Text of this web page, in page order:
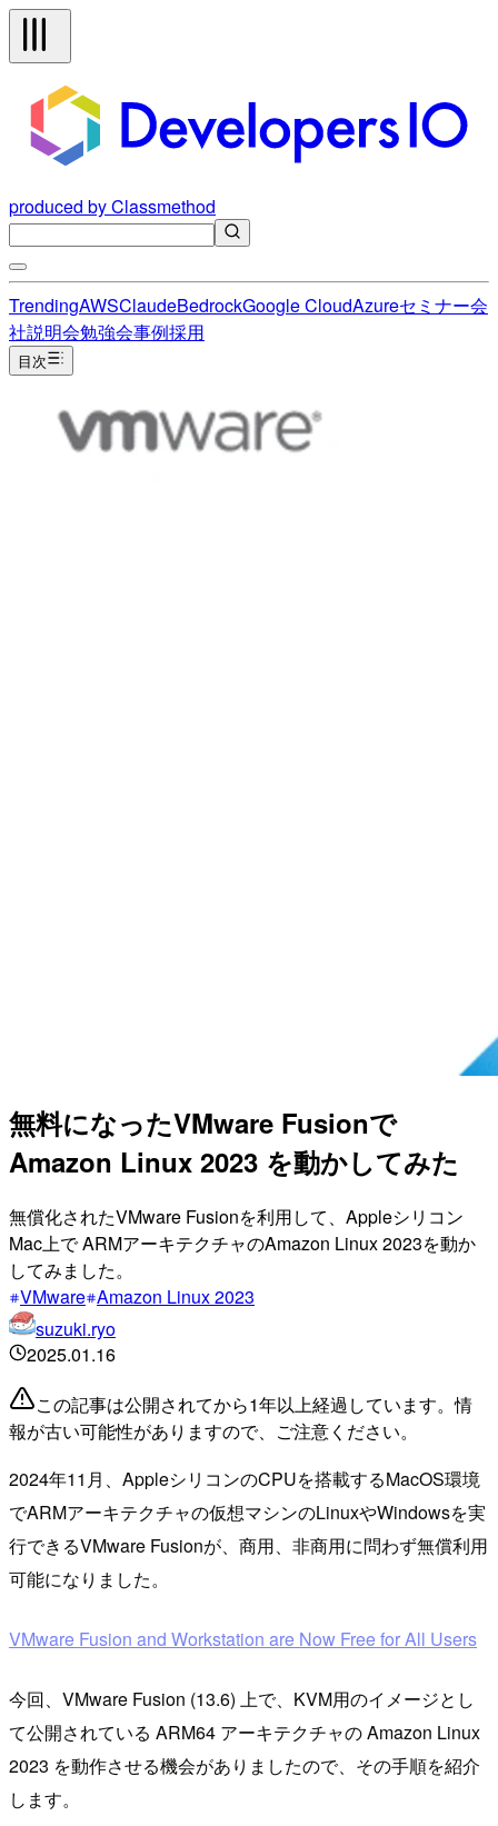
produced by Classmethod
TrendingAWSClaudeBedrockGoogle CloudAzureセミナー会
社説明会勉強会事例採用
目次
無料になったVMware Fusionで
Amazon Linux 2023 を動かしてみた
無償化されたVMware Fusionを利用して、Appleシリコン
Mac上で ARMアーキテクチャのAmazon Linux 2023を動か
してみました。
VMware Amazon Linux 2023
suzuki.ryo
2025.01.16
この記事は公開されてから1年以上経過しています。情
報が古い可能性がありますので、ご注意ください。
2024年11月、AppleシリコンのCPUを搭載するMacOS環境
でARMアーキテクチャの仮想マシンのLinuxやWindowsを実
行できるVMware Fusionが、商用、非商用に問わず無償利用
可能になりました。
VMware Fusion and Workstation are Now Free for All Users
今回、VMware Fusion (13.6) 上で、KVM用のイメージとし
て公開されている ARM64 アーキテクチャの Amazon Linux
2023 を動作させる機会がありましたので、その手順を紹介
します。